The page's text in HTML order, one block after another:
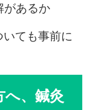
があるか
ても事前に
へ、鍼灸